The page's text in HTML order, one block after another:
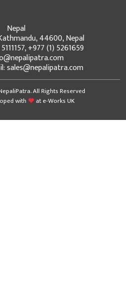
Nepal
44600, Nepal
+977 (1) 5261659
sales@nepalipatra.com
All Rights Reserved
with
ate-Works UK